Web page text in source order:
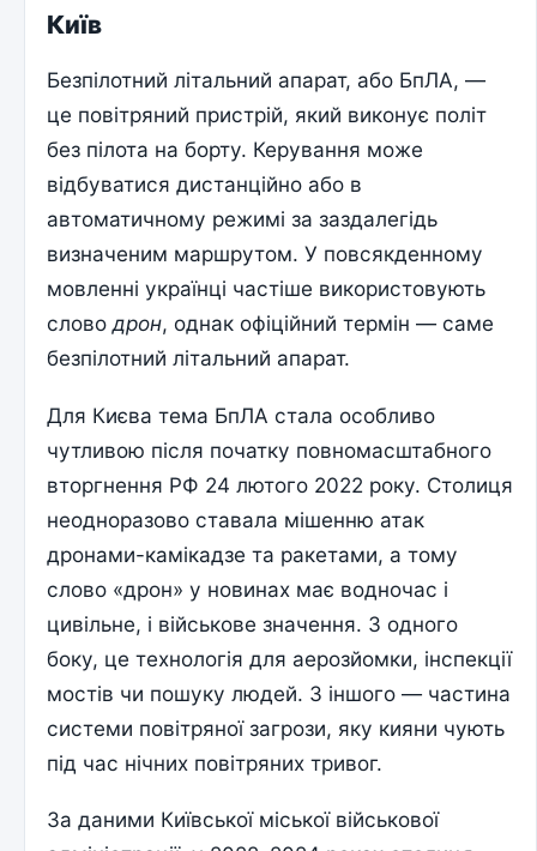
Київ
Безпілотний літальний апарат, або БпЛА, —
це повітряний пристрій, який виконує політ
без пілота на борту. Керування може
відбуватися дистанційно або в
автоматичному режимі за заздалегідь
визначеним маршрутом. У повсякденному
мовленні українці частіше використовують
словодрон, однак офіційний термін — саме
безпілотний літальний апарат.
Для Києва тема БпЛА стала особливо
чутливою після початку повномасштабного
вторгнення РФ 24 лютого 2022 року. Столиця
неодноразово ставала мішенню атак
дронами-камікадзе та ракетами, а тому
слово «дрон» у новинах має водночас і
цивільне, і військове значення. З одного
боку, це технологія для аерозйомки, інспекції
мостів чи пошуку людей. З іншого — частина
системи повітряної загрози, яку кияни чують
під час нічних повітряних тривог.
За даними Київської міської військової